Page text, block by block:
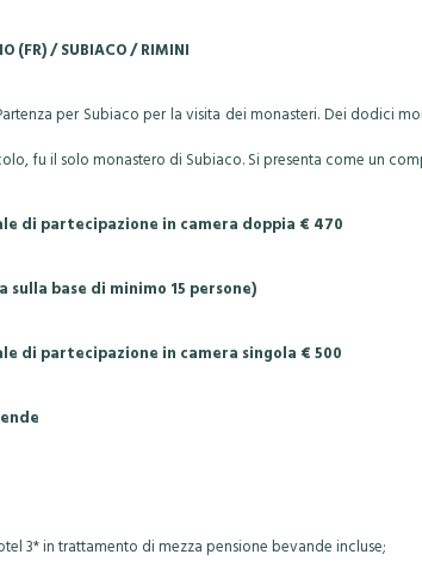
(FR) / SUBIACO / RIMINI
per Subiaco per la visita dei monasteri. Dei dodici
fu il solo monastero di Subiaco. Si presenta come un
di partecipazione in camera doppia € 470
base di minimo 15 persone)
di partecipazione in camera singola € 500
3* in trattamento di mezza pensione bevande incluse;